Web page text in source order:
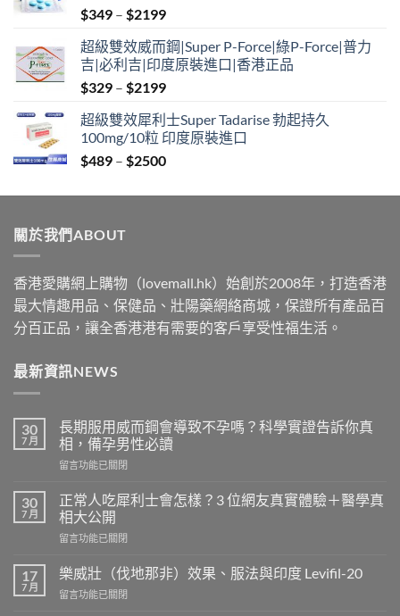
$349 – $2199Price
$349
through
$2199
超級雙效威而鋼|Super P-Force|綠P-Force|普力
吉|必利吉|印度原裝進口|香港正品
$329 – $2199Price
$329
through
$2199
超級雙效犀利士Super Tadarise 勃起持久
100mg/10粒 印度原裝進口
$489 – $2500Price
$489
關於我們ABOUT
香港愛購網上購物（lovemall.hk）始創於2008年，打造香港
最大情趣用品、保健品、壯陽藥網絡商城，保證所有產品百
分百正品，讓全香港港有需要的客戶享受性福生活。
最新資訊NEWS
30
7 月
長期服用威而鋼會導致不孕嗎？科學實證告訴你真
相，備孕男性必讀
在
期
服
用
威
鋼
導
留言功能已關閉
30
7 月
正常人吃犀利士會怎樣？3 位網友真實體驗＋醫學真
相大公開
在
常
人
吃
留言功能已關閉
17
7 月
樂威壯（伐地那非）效果、服法與印度 Levifil-20
在
留言功能已關閉